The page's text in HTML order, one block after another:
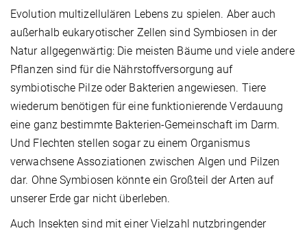
Evolution multizellulären Lebens zu spielen. Aber auch
außerhalb eukaryotischer Zellen sind Symbiosen in der
Natur allgegenwärtig: Die meisten Bäume und viele andere
Pflanzen sind für die Nährstoffversorgung auf
symbiotische Pilze oder Bakterien angewiesen. Tiere
wiederum benötigen für eine funktionierende Verdauung
eine ganz bestimmte Bakterien-Gemeinschaft im Darm.
Und Flechten stellen sogar zu einem Organismus
verwachsene Assoziationen zwischen Algen und Pilzen
dar. Ohne Symbiosen könnte ein Großteil der Arten auf
unserer Erde gar nicht überleben.
Auch Insekten sind mit einer Vielzahl nutzbringender